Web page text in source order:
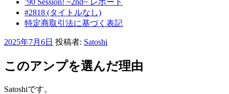
’90 Session! ~2nd~ レポート
#2818 (タイトルなし)
特定商取引法に基づく表記
投
日:
2025年7月6日 投稿者: Satoshi
このアンプを選んだ理由
Satoshiです。